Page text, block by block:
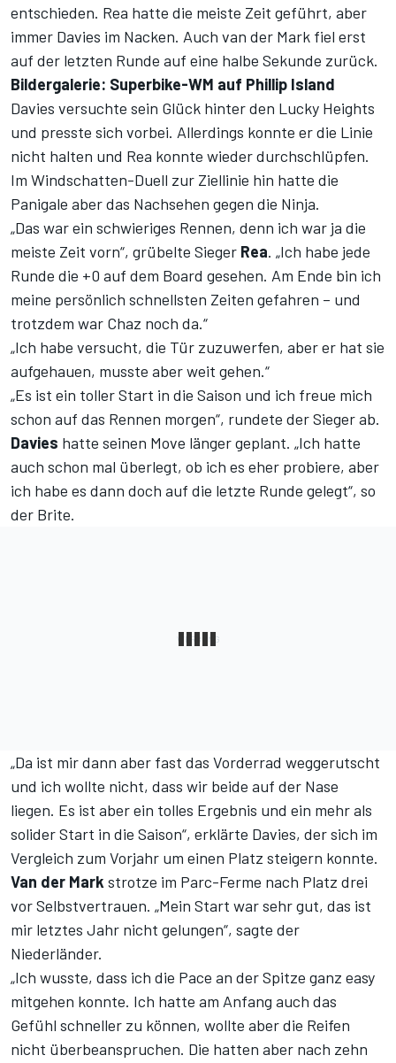
entschieden. Rea hatte die meiste Zeit geführt, aber
immer Davies im Nacken. Auch van der Mark fiel erst
auf der letzten Runde auf eine halbe Sekunde zurück.
Bildergalerie: Superbike-WM auf Phillip Island
Davies versuchte sein Glück hinter den Lucky Heights
und presste sich vorbei. Allerdings konnte er die Linie
nicht halten und Rea konnte wieder durchschlüpfen.
Im Windschatten-Duell zur Ziellinie hin hatte die
Panigale aber das Nachsehen gegen die Ninja.
„Das war ein schwieriges Rennen, denn ich war ja die
meiste Zeit vorn“, grübelte Sieger Rea. „Ich habe jede
Runde die +0 auf dem Board gesehen. Am Ende bin ich
meine persönlich schnellsten Zeiten gefahren – und
trotzdem war Chaz noch da.“
„Ich habe versucht, die Tür zuzuwerfen, aber er hat sie
aufgehauen, musste aber weit gehen.“
„Es ist ein toller Start in die Saison und ich freue mich
schon auf das Rennen morgen“, rundete der Sieger ab.
Davies hatte seinen Move länger geplant. „Ich hatte
auch schon mal überlegt, ob ich es eher probiere, aber
ich habe es dann doch auf die letzte Runde gelegt“, so
der Brite.
„Da ist mir dann aber fast das Vorderrad weggerutscht
und ich wollte nicht, dass wir beide auf der Nase
liegen. Es ist aber ein tolles Ergebnis und ein mehr als
solider Start in die Saison“, erklärte Davies, der sich im
Vergleich zum Vorjahr um einen Platz steigern konnte.
Van der Mark strotze im Parc-Ferme nach Platz drei
vor Selbstvertrauen. „Mein Start war sehr gut, das ist
mir letztes Jahr nicht gelungen“, sagte der
Niederländer.
„Ich wusste, dass ich die Pace an der Spitze ganz easy
mitgehen konnte. Ich hatte am Anfang auch das
Gefühl schneller zu können, wollte aber die Reifen
nicht überbeanspruchen. Die hatten aber nach zehn